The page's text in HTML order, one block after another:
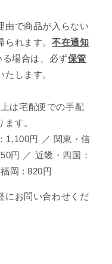
由で商品が入らない
れます。 不在通知
場合は、必ず保管
たします。
は宅配便での手配
す。
1,100円 ／ 関東・信
円 ／ 近畿・四国：
岡 : 820円
にお問い合わせくだ